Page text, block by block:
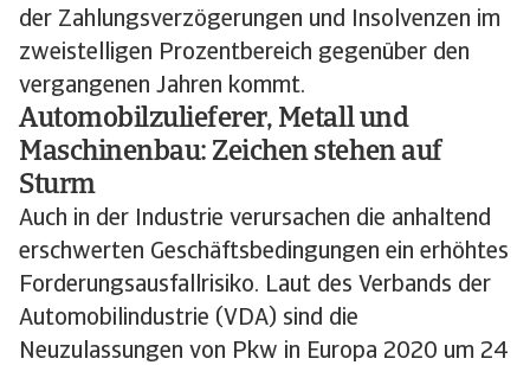
der Zahlungsverzögerungen und Insolvenzen im
zweistelligen Prozentbereich gegenüber den
vergangenen Jahren kommt.
Automobilzulieferer, Metall und
Maschinenbau: Zeichen stehen auf
Sturm
Auch in der Industrie verursachen die anhaltend
erschwerten Geschäftsbedingungen ein erhöhtes
Forderungsausfallrisiko. Laut des Verbands der
Automobilindustrie (VDA) sind die
Neuzulassungen von Pkw in Europa 2020 um 24